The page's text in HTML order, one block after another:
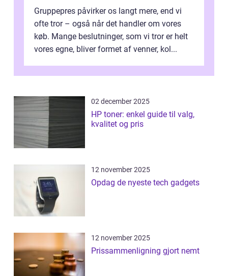
Gruppepres påvirker os langt mere, end vi
ofte tror – også når det handler om vores
køb. Mange beslutninger, som vi tror er helt
vores egne, bliver formet af venner, kol...
02 december 2025
HP toner: enkel guide til valg,
kvalitet og pris
12 november 2025
Opdag de nyeste tech gadgets
12 november 2025
Prissammenligning gjort nemt